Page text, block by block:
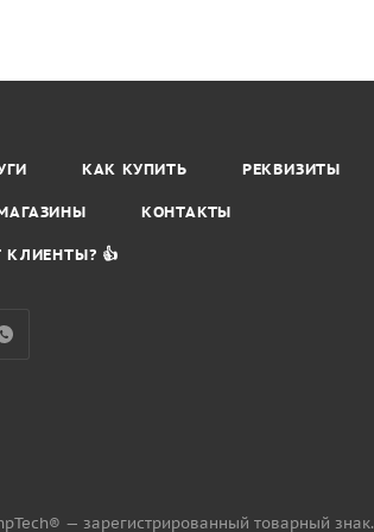
КАК КУПИТЬ РЕКВИЗИТЫ
КОНТАКТЫ
👍
— зарегистрированный товарный знак.